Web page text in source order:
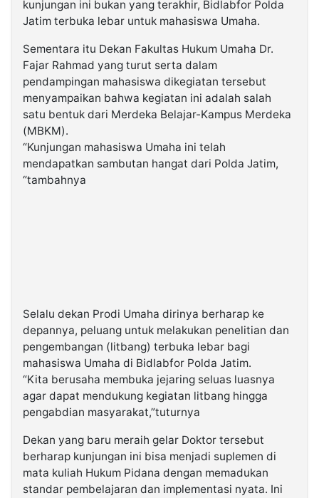
kunjungan ini bukan yang terakhir, Bidlabfor Polda
Jatim terbuka lebar untuk mahasiswa Umaha.
Sementara itu Dekan Fakultas Hukum Umaha Dr.
Fajar Rahmad yang turut serta dalam
pendampingan mahasiswa dikegiatan tersebut
menyampaikan bahwa kegiatan ini adalah salah
satu bentuk dari Merdeka Belajar-Kampus Merdeka
(MBKM).
“Kunjungan mahasiswa Umaha ini telah
mendapatkan sambutan hangat dari Polda Jatim,
“tambahnya
Selalu dekan Prodi Umaha dirinya berharap ke
depannya, peluang untuk melakukan penelitian dan
pengembangan (litbang) terbuka lebar bagi
mahasiswa Umaha di Bidlabfor Polda Jatim.
“Kita berusaha membuka jejaring seluas luasnya
agar dapat mendukung kegiatan litbang hingga
pengabdian masyarakat,”tuturnya
Dekan yang baru meraih gelar Doktor tersebut
berharap kunjungan ini bisa menjadi suplemen di
mata kuliah Hukum Pidana dengan memadukan
standar pembelajaran dan implementasi nyata. Ini